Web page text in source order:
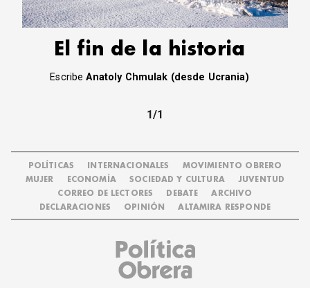
DEBATE
ARCHIVO
DECLARACIONES
ALTAMIRA RESPONDE
CONTACTO
El fin de la historia
EscribeAnatoly Chmulak (desde Ucrania)
1/1
POLÍTICAS INTERNACIONALES
MOVIMIENTO OBRERO
MUJER
ECONOMÍA SOCIEDAD Y CULTURA
JUVENTUD
CORREO DE LECTORES
DEBATE
ARCHIVO
DECLARACIONES
OPINIÓN ALTAMIRA RESPONDE